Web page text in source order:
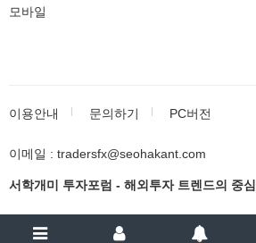
모바일
이용안내 문의하기 PC버전
이메일 : tradersfx@seohakant.com
서학개미 투자포럼 - 해외투자 트렌드의 중심